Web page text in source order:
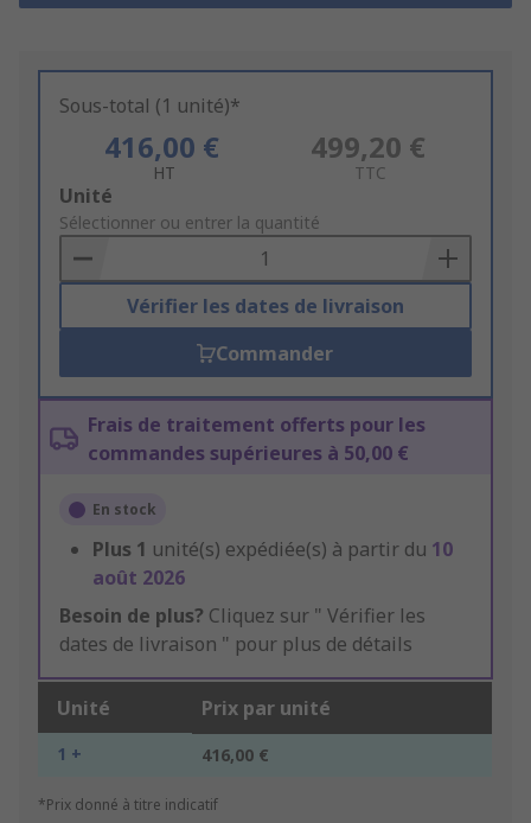
Sous-total (1 unité)*
416,00 €
HT
499,20 €
TTC
Add
to
Basket
Unité
Sélectionner ou entrer la quantité
Vérifier les dates de livraison
Commander
Frais de traitement offerts pour les
commandes supérieures à 50,00 €
En stock
Plus 1 unité(s) expédiée(s) à partir du 10
août 2026
Besoin de plus? Cliquez sur " Vérifier les
dates de livraison " pour plus de détails
Unité Prix par unité
1 + 416,00 €
*Prix donné à titre indicatif